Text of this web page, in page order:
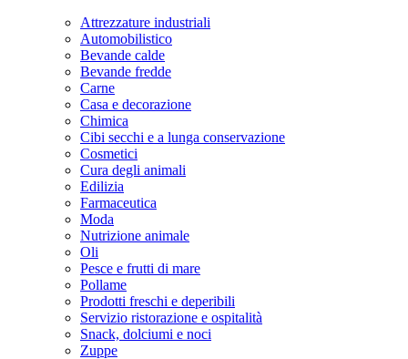
Attrezzature industriali
Automobilistico
Bevande calde
Bevande fredde
Carne
Casa e decorazione
Chimica
Cibi secchi e a lunga conservazione
Cosmetici
Cura degli animali
Edilizia
Farmaceutica
Moda
Nutrizione animale
Oli
Pesce e frutti di mare
Pollame
Prodotti freschi e deperibili
Servizio ristorazione e ospitalità
Snack, dolciumi e noci
Zuppe